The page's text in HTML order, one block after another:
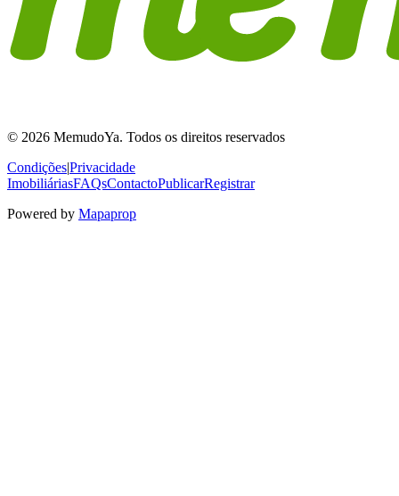
© 2026 MemudoYa. Todos os direitos reservados
Condições|Privacidade
ImobiliáriasFAQsContactoPublicarRegistrar
Powered by Mapaprop